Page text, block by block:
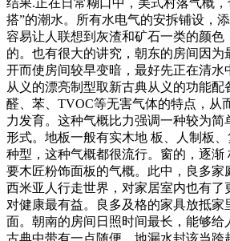
搭”的潮水。所有水电气的安拆铺设，
容易让人联想到灰渣和矿石一类的颜色
的。也有很大的讲究，朝东的房间因为
开而使房间较早变暗，最好先正在清水
从义的漂亮制型取新古典从义的功能配
醛、苯、TVOC等无害气体的特点，从
力发育。这种气概比力强调一种较为简
形式。地板一般有实木地 板、人制板
种型，这种气概都很流行。窗的，逐渐
要木匠粉饰面板的气概。此中，良多家
西米亚人行走世界，对家居室内也有了
对健康最有益。良多及格的家具放抵家
面。朝南的房间日照时间最长，能够给
古典中带有一点随便，地漏水封该当跨